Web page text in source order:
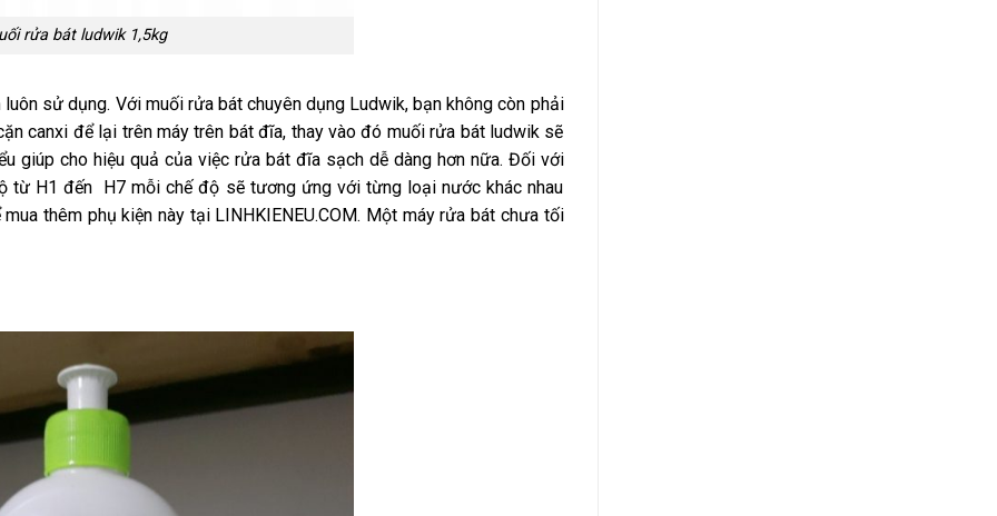
rửa bát ludwik 1,5kg
sử dụng. Với muối rửa bát chuyên dụng Ludwik, bạn không còn phải
canxi để lại trên máy trên bát đĩa, thay vào đó muối rửa bát ludwik sẽ
giúp cho hiệu quả của việc rửa bát đĩa sạch dễ dàng hơn nữa. Đối với
H1 đến H7 mỗi chế độ sẽ tương ứng với từng loại nước khác nhau
thêm phụ kiện này tại LINHKIENEU.COM. Một máy rửa bát chưa tối